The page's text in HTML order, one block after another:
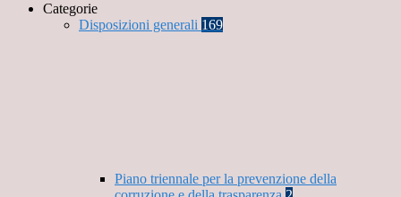
Categorie
Disposizioni generali 169
Piano triennale per la prevenzione della